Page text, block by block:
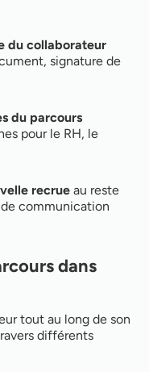
du collaborateur
signature de
du parcours
pour le RH, le
recrue au reste
communication
dans
tout au long de son
différents